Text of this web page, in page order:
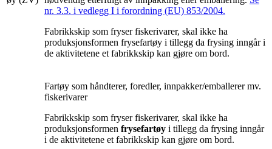
nr. 3.3. i vedlegg I i forordning (EU) 853/2004.
Fabrikkskip som fryser fiskerivarer, skal ikke ha
produksjonsformen frysefartøy i tillegg da frysing inngår i
de aktivitetene et fabrikkskip kan gjøre om bord.
Fartøy som håndterer, foredler, innpakker/emballerer mv.
fiskerivarer
Fabrikkskip som fryser fiskerivarer, skal ikke ha
produksjonsformen frysefartøy i tillegg da frysing inngår
i de aktivitetene et fabrikkskip kan gjøre om bord.